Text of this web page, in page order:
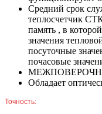
Средний срок
теплосчетчик
память , в
значения
посуточные
почасовые
Обладает
Точность: